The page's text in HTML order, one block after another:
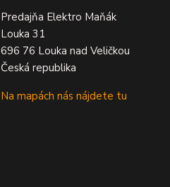
Predajňa Elektro Maňák
Louka 31
696 76 Louka nad Veličkou
Česká republika
Na mapách nás nájdete tu